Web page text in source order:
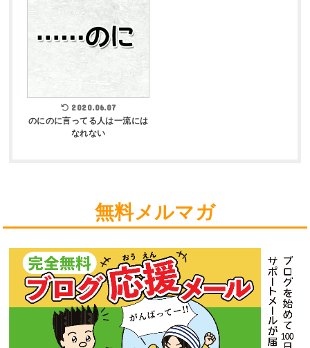
2020.06.07
のにのに言ってる人は一流には
なれない
無料メルマガ